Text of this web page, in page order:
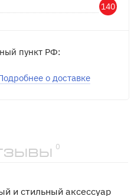
140
пункт РФ:
о доставке
0
и стильный аксессуар